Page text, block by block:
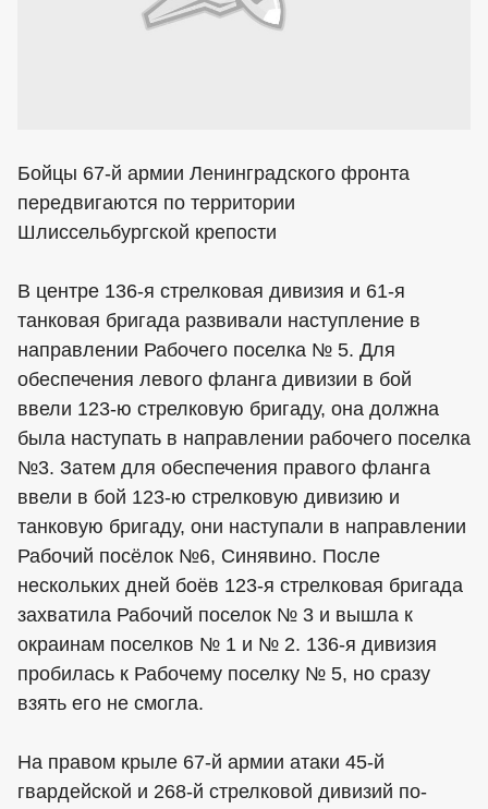
Бойцы 67-й армии Ленинградского фронта
передвигаются по территории
Шлиссельбургской крепости
В центре 136-я стрелковая дивизия и 61-я
танковая бригада развивали наступление в
направлении Рабочего поселка № 5. Для
обеспечения левого фланга дивизии в бой
ввели 123-ю стрелковую бригаду, она должна
была наступать в направлении рабочего поселка
№3. Затем для обеспечения правого фланга
ввели в бой 123-ю стрелковую дивизию и
танковую бригаду, они наступали в направлении
Рабочий посёлок №6, Синявино. После
нескольких дней боёв 123-я стрелковая бригада
захватила Рабочий поселок № 3 и вышла к
окраинам поселков № 1 и № 2. 136-я дивизия
пробилась к Рабочему поселку № 5, но сразу
взять его не смогла.
На правом крыле 67-й армии атаки 45-й
гвардейской и 268-й стрелковой дивизий по-